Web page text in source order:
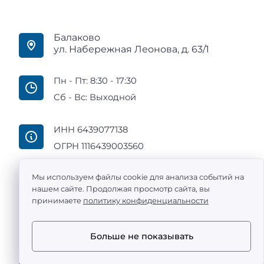
Балаково
ул. Набережная Леонова, д. 63/1
Пн - Пт: 8:30 - 17:30
Сб - Вс: Выходной
ИНН 6439077138
ОГРН 1116439003560
ООО «Промтехоснащение» — поставка
2026
Политика конфиденциальности
Мы используем файлы cookie для анализа событий на
нашем сайте. Продолжая просмотр сайта, вы
принимаете политику конфиденциальности
Больше не показывать